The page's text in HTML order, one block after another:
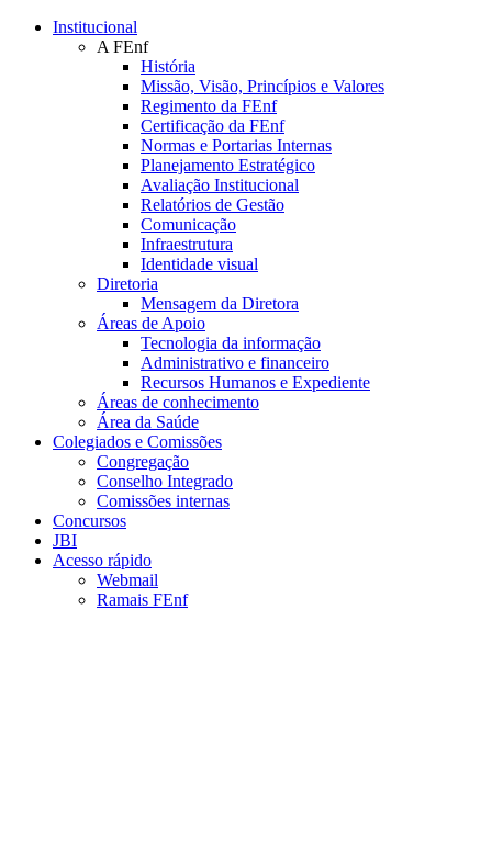
Conteúdo principal
Institucional
A FEnf
História
Missão, Visão, Princípios e Valores
Regimento da FEnf
Certificação da FEnf
Normas e Portarias Internas
Planejamento Estratégico
Avaliação Institucional
Relatórios de Gestão
Comunicação
Infraestrutura
Identidade visual
Diretoria
Mensagem da Diretora
Áreas de Apoio
Tecnologia da informação
Administrativo e financeiro
Recursos Humanos e Expediente
Áreas de conhecimento
Área da Saúde
Colegiados e Comissões
Congregação
Conselho Integrado
Comissões internas
Concursos
JBI
Acesso rápido
Webmail
Ramais FEnf